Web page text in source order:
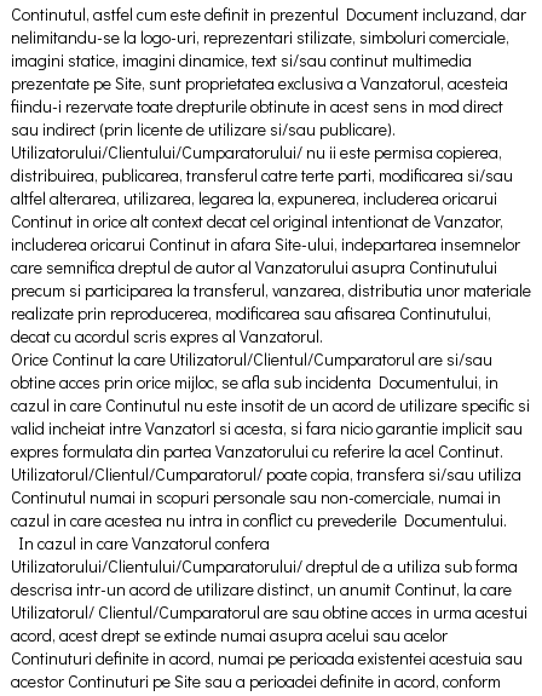
Continutul, astfel cum este definit in prezentul Document incluzand, dar
nelimitandu-se la logo-uri, reprezentari stilizate, simboluri comerciale,
imagini statice, imagini dinamice, text si/sau continut multimedia
prezentate pe Site, sunt proprietatea exclusiva a Vanzatorul, acesteia
fiindu-i rezervate toate drepturile obtinute in acest sens in mod direct
sau indirect (prin licente de utilizare si/sau publicare).
Utilizatorului/Clientului/Cumparatorului/ nu ii este permisa copierea,
distribuirea, publicarea, transferul catre terte parti, modificarea si/sau
altfel alterarea, utilizarea, legarea la, expunerea, includerea oricarui
Continut in orice alt context decat cel original intentionat de Vanzator,
includerea oricarui Continut in afara Site-ului, indepartarea insemnelor
care semnifica dreptul de autor al Vanzatorului asupra Continutului
precum si participarea la transferul, vanzarea, distributia unor materiale
realizate prin reproducerea, modificarea sau afisarea Continutului,
decat cu acordul scris expres al Vanzatorul.
Orice Continut la care Utilizatorul/Clientul/Cumparatorul are si/sau
obtine acces prin orice mijloc, se afla sub incidenta Documentului, in
cazul in care Continutul nu este insotit de un acord de utilizare specific si
valid incheiat intre Vanzatorl si acesta, si fara nicio garantie implicit sau
expres formulata din partea Vanzatorului cu referire la acel Continut.
Utilizatorul/Clientul/Cumparatorul/ poate copia, transfera si/sau utiliza
Continutul numai in scopuri personale sau non-comerciale, numai in
cazul in care acestea nu intra in conflict cu prevederile Documentului.
In cazul in care Vanzatorul confera
Utilizatorului/Clientului/Cumparatorului/ dreptul de a utiliza sub forma
descrisa intr-un acord de utilizare distinct, un anumit Continut, la care
Utilizatorul/ Clientul/Cumparatorul are sau obtine acces in urma acestui
acord, acest drept se extinde numai asupra acelui sau acelor
Continuturi definite in acord, numai pe perioada existentei acestuia sau
acestor Continuturi pe Site sau a perioadei definite in acord, conform